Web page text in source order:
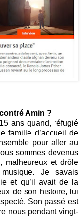
Amin ?
ans quand, réfugié
famille d’accueil de
pour aller au
sommes devenus
malheureux et drôle
Je savais
et qu’il avait de la
de son histoire, lui
Son passé est
nous pendant vingt-